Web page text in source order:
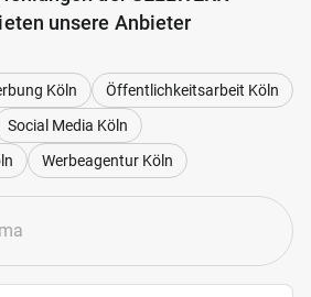
unsere Anbieter
Köln
Öffentlichkeitsarbeit Köln
Social Media Köln
Werbeagentur Köln